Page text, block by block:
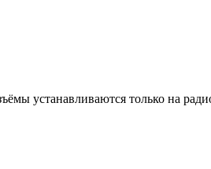
устанавливаются только на